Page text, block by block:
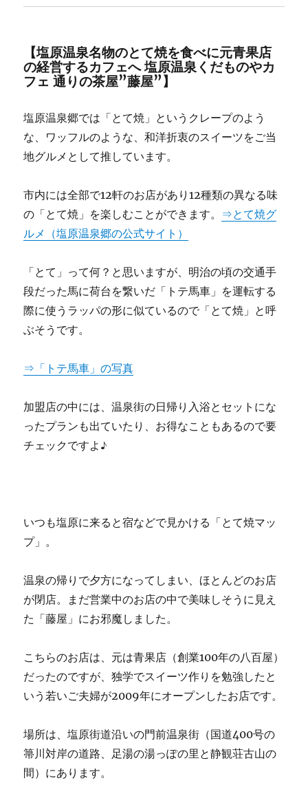
【塩原温泉名物のとて焼を食べに元青果店
の経営するカフェへ 塩原温泉くだものやカ
フェ 通りの茶屋”藤屋”】
塩原温泉郷では「とて焼」というクレープのよう
な、ワッフルのような、和洋折衷のスイーツをご当
地グルメとして推しています。
市内には全部で12軒のお店があり12種類の異なる味
の「とて焼」を楽しむことができます。 ⇒とて焼グ
ルメ（塩原温泉郷の公式サイト）
「とて」って何？と思いますが、明治の頃の交通手
段だった馬に荷台を繋いだ「トテ馬車」を運転する
際に使うラッパの形に似ているので「とて焼」と呼
ぶそうです。
⇒「トテ馬車」の写真
加盟店の中には、温泉街の日帰り入浴とセットにな
ったプランも出ていたり、お得なこともあるので要
チェックですよ♪
いつも塩原に来ると宿などで見かける「とて焼マッ
プ」。
温泉の帰りで夕方になってしまい、ほとんどのお店
が閉店。まだ営業中のお店の中で美味しそうに見え
た「藤屋」にお邪魔しました。
こちらのお店は、元は青果店（創業100年の八百屋）
だったのですが、独学でスイーツ作りを勉強したと
いう若いご夫婦が2009年にオープンしたお店です。
場所は、塩原街道沿いの門前温泉街（国道400号の
箒川対岸の道路、足湯の湯っぽの里と静観荘古山の
間）にあります。